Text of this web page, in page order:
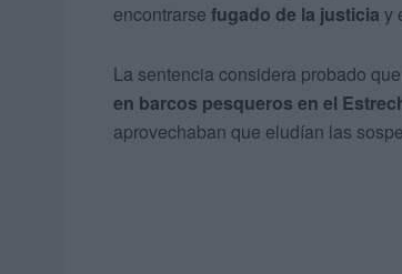
encontrarse fugado de la justicia y
La sentencia considera probado
en barcos pesqueros en el
aprovechaban que eludían las